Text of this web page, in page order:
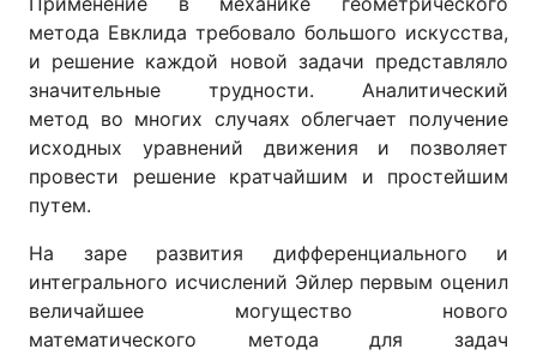
метода Евклида требовало большого искусства,
и решение каждой новой задачи представляло
значительные трудности. Аналитический
метод во многих случаях облегчает получение
исходных уравнений движения и позволяет
провести решение кратчайшим и простейшим
путем.
На заре развития дифференциального и
интегрального исчислений Эйлер первым оценил
величайшее могущество нового
математического метода для задач